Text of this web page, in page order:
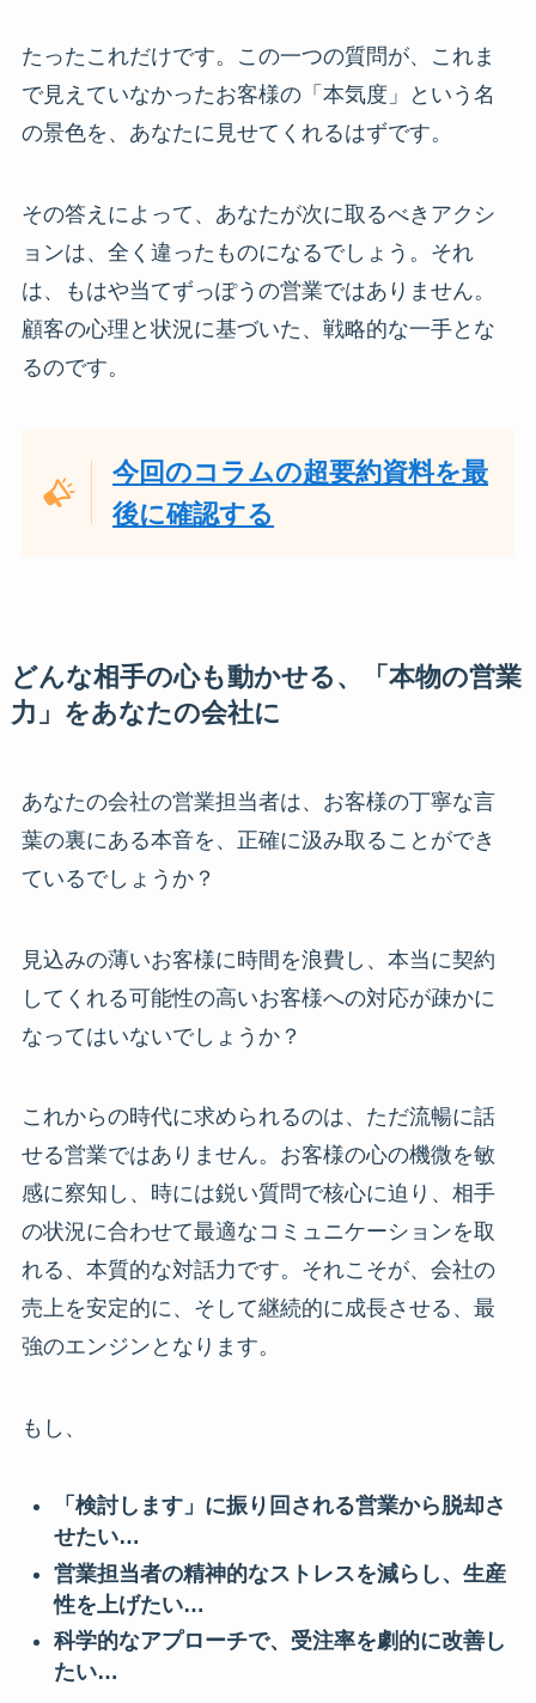
たったこれだけです。この一つの質問が、これま
で見えていなかったお客様の「本気度」という名
の景色を、あなたに見せてくれるはずです。
その答えによって、あなたが次に取るべきアクシ
ョンは、全く違ったものになるでしょう。それ
は、もはや当てずっぽうの営業ではありません。
顧客の心理と状況に基づいた、戦略的な一手とな
るのです。
今回のコラムの超要約資料を最
後に確認する
どんな相手の心も動かせる、「本物の営業
力」をあなたの会社に
あなたの会社の営業担当者は、お客様の丁寧な言
葉の裏にある本音を、正確に汲み取ることができ
ているでしょうか？
見込みの薄いお客様に時間を浪費し、本当に契約
してくれる可能性の高いお客様への対応が疎かに
なってはいないでしょうか？
これからの時代に求められるのは、ただ流暢に話
せる営業ではありません。お客様の心の機微を敏
感に察知し、時には鋭い質問で核心に迫り、相手
の状況に合わせて最適なコミュニケーションを取
れる、本質的な対話力です。それこそが、会社の
売上を安定的に、そして継続的に成長させる、最
強のエンジンとなります。
もし、
「検討します」に振り回される営業から脱却さ
せたい…
営業担当者の精神的なストレスを減らし、生産
性を上げたい…
科学的なアプローチで、受注率を劇的に改善し
たい…